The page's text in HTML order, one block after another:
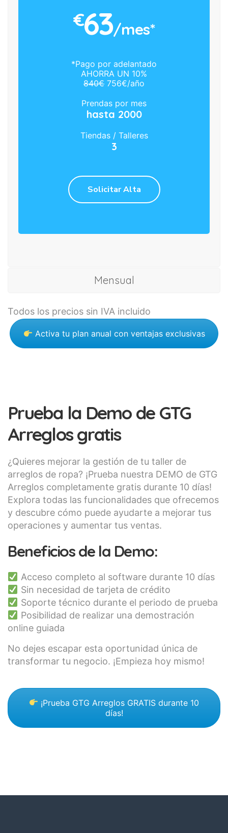
€63/mes*
*Pago por adelantado
AHORRA UN 10%
840€ 756€/año
Prendas por mes
hasta 2000
Tiendas / Talleres
3
Solicitar Alta
Mensual
Todos los precios sin IVA incluido
Activa tu plan anual con ventajas exclusivas
Prueba la Demo de GTG
Arreglos gratis
¿Quieres mejorar la gestión de tu taller de
arreglos de ropa? ¡Prueba nuestra DEMO de GTG
Arreglos completamente gratis durante 10 días!
Explora todas las funcionalidades que ofrecemos
y descubre cómo puede ayudarte a mejorar tus
operaciones y aumentar tus ventas.
Beneficios de la Demo:
Acceso completo al software durante 10 días
Sin necesidad de tarjeta de crédito
Soporte técnico durante el periodo de prueba
Posibilidad de realizar una demostración
online guiada
No dejes escapar esta oportunidad única de
transformar tu negocio. ¡Empieza hoy mismo!
¡Prueba GTG Arreglos GRATIS durante 10
días!